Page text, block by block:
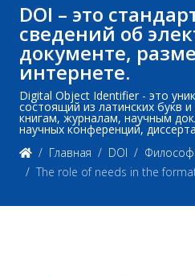
DOI – это
сведений об
документе,
интернете.
Digital Object Identifier - это
состоящий из латинских букв
книгам, журналам, научным
научных конференций,
Главная
DOI
The role of needs in the